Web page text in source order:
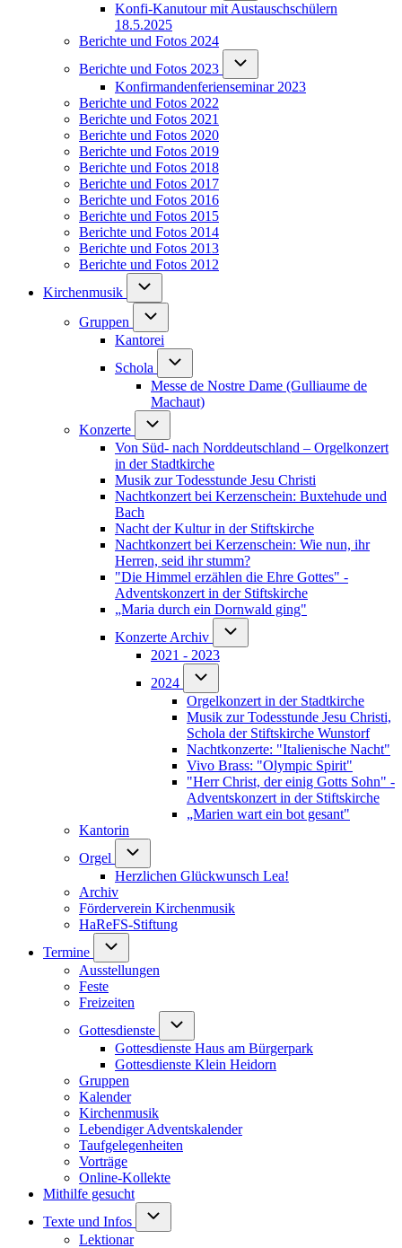
Konfi-Kanutour mit Austauschschülern
18.5.2025
Berichte und Fotos 2024
Berichte und Fotos 2023
Unternavigation von Berichte
Konfirmandenferienseminar 2023
Berichte und Fotos 2022
Berichte und Fotos 2021
Berichte und Fotos 2020
Berichte und Fotos 2019
Berichte und Fotos 2018
Berichte und Fotos 2017
Berichte und Fotos 2016
Berichte und Fotos 2015
Berichte und Fotos 2014
Berichte und Fotos 2013
Berichte und Fotos 2012
Kirchenmusik
Unternavigation von Kirchenmusik
Gruppen
Unternavigation von Gruppen
Kantorei
Schola
Unternavigation von Schola
Messe de Nostre Dame (Gulliaume de
Machaut)
Konzerte
Unternavigation von Konzerte
Von Süd- nach Norddeutschland – Orgelkonzert
in der Stadtkirche
Musik zur Todesstunde Jesu Christi
Nachtkonzert bei Kerzenschein: Buxtehude und
Bach
Nacht der Kultur in der Stiftskirche
Nachtkonzert bei Kerzenschein: Wie nun, ihr
Herren, seid ihr stumm?
"Die Himmel erzählen die Ehre Gottes" -
Adventskonzert in der Stiftskirche
„Maria durch ein Dornwald ging"
Konzerte Archiv
Unternavigation von Konzerte
2021 - 2023
2024
Unternavigation von 2024
Orgelkonzert in der Stadtkirche
Musik zur Todesstunde Jesu Christi,
Schola der Stiftskirche Wunstorf
Nachtkonzerte: "Italienische Nacht"
Vivo Brass: "Olympic Spirit"
"Herr Christ, der einig Gotts Sohn" -
Adventskonzert in der Stiftskirche
„Marien wart ein bot gesant"
Kantorin
Orgel
Unternavigation von Orgel
Herzlichen Glückwunsch Lea!
Archiv
Förderverein Kirchenmusik
HaReFS-Stiftung
Termine
Unternavigation von Termine
Ausstellungen
Feste
Freizeiten
Gottesdienste
Unternavigation von Gottesdienste
Gottesdienste Haus am Bürgerpark
Gottesdienste Klein Heidorn
Gruppen
Kalender
Kirchenmusik
Lebendiger Adventskalender
Taufgelegenheiten
Vorträge
Online-Kollekte
Mithilfe gesucht
Texte und Infos
Unternavigation von Texte und Infos
Lektionar